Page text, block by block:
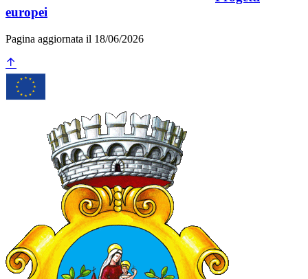
europei
Pagina aggiornata il 18/06/2026